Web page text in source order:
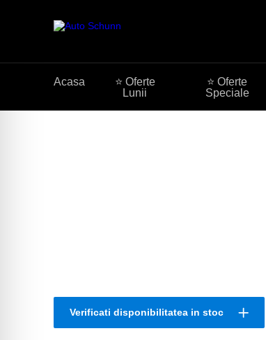
Verificati disponibilitatea in stoc
Acasa
⭐ Oferte
Lunii
⭐ Oferte
Speciale